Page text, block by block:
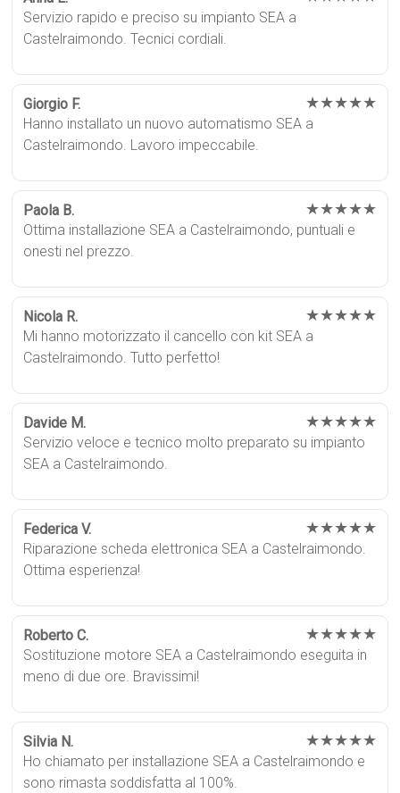
Servizio rapido e preciso su impianto SEA a
Castelraimondo. Tecnici cordiali.
Giorgio F. ★★★★★
Hanno installato un nuovo automatismo SEA a
Castelraimondo. Lavoro impeccabile.
Paola B. ★★★★★
Ottima installazione SEA a Castelraimondo, puntuali e
onesti nel prezzo.
Nicola R. ★★★★★
Mi hanno motorizzato il cancello con kit SEA a
Castelraimondo. Tutto perfetto!
Davide M. ★★★★★
Servizio veloce e tecnico molto preparato su impianto
SEA a Castelraimondo.
Federica V. ★★★★★
Riparazione scheda elettronica SEA a Castelraimondo.
Ottima esperienza!
Roberto C. ★★★★★
Sostituzione motore SEA a Castelraimondo eseguita in
meno di due ore. Bravissimi!
Silvia N. ★★★★★
Ho chiamato per installazione SEA a Castelraimondo e
sono rimasta soddisfatta al 100%.